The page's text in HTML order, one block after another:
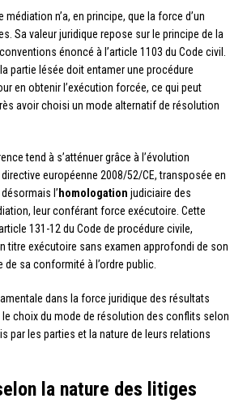
médiation n’a, en principe, que la force d’un
Sa valeur juridique repose sur le principe de la
énoncé à l’article 1103 du Code civil.
partie lésée doit entamer une procédure
en obtenir l’exécution forcée, ce qui peut
avoir choisi un mode alternatif de résolution
tend à s’atténuer grâce à l’évolution
européenne 2008/52/CE, transposée en
l’ homologation judiciaire des
leur conférant force exécutoire. Cette
131-12 du Code de procédure civile,
titre exécutoire sans examen approfondi de son
sa conformité à l’ordre public.
dans la force juridique des résultats
choix du mode de résolution des conflits selon
par les parties et la nature de leurs relations
la nature des litiges